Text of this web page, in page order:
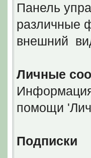
Панель
различные
внешний
Личные
помощи
Подписки